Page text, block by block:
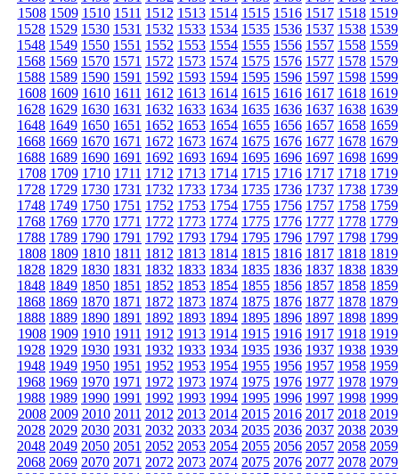
1508 1509 1510 1511 1512 1513 1514 1515 1516 1517 1518 1519
1528 1529 1530 1531 1532 1533 1534 1535 1536 1537 1538 1539
1548 1549 1550 1551 1552 1553 1554 1555 1556 1557 1558 1559
1568 1569 1570 1571 1572 1573 1574 1575 1576 1577 1578 1579
1588 1589 1590 1591 1592 1593 1594 1595 1596 1597 1598 1599
1608 1609 1610 1611 1612 1613 1614 1615 1616 1617 1618 1619
1628 1629 1630 1631 1632 1633 1634 1635 1636 1637 1638 1639
1648 1649 1650 1651 1652 1653 1654 1655 1656 1657 1658 1659
1668 1669 1670 1671 1672 1673 1674 1675 1676 1677 1678 1679
1688 1689 1690 1691 1692 1693 1694 1695 1696 1697 1698 1699
1708 1709 1710 1711 1712 1713 1714 1715 1716 1717 1718 1719
1728 1729 1730 1731 1732 1733 1734 1735 1736 1737 1738 1739
1748 1749 1750 1751 1752 1753 1754 1755 1756 1757 1758 1759
1768 1769 1770 1771 1772 1773 1774 1775 1776 1777 1778 1779
1788 1789 1790 1791 1792 1793 1794 1795 1796 1797 1798 1799
1808 1809 1810 1811 1812 1813 1814 1815 1816 1817 1818 1819
1828 1829 1830 1831 1832 1833 1834 1835 1836 1837 1838 1839
1848 1849 1850 1851 1852 1853 1854 1855 1856 1857 1858 1859
1868 1869 1870 1871 1872 1873 1874 1875 1876 1877 1878 1879
1888 1889 1890 1891 1892 1893 1894 1895 1896 1897 1898 1899
1908 1909 1910 1911 1912 1913 1914 1915 1916 1917 1918 1919
1928 1929 1930 1931 1932 1933 1934 1935 1936 1937 1938 1939
1948 1949 1950 1951 1952 1953 1954 1955 1956 1957 1958 1959
1968 1969 1970 1971 1972 1973 1974 1975 1976 1977 1978 1979
1988 1989 1990 1991 1992 1993 1994 1995 1996 1997 1998 1999
2008 2009 2010 2011 2012 2013 2014 2015 2016 2017 2018 2019
2028 2029 2030 2031 2032 2033 2034 2035 2036 2037 2038 2039
2048 2049 2050 2051 2052 2053 2054 2055 2056 2057 2058 2059
2068 2069 2070 2071 2072 2073 2074 2075 2076 2077 2078 2079